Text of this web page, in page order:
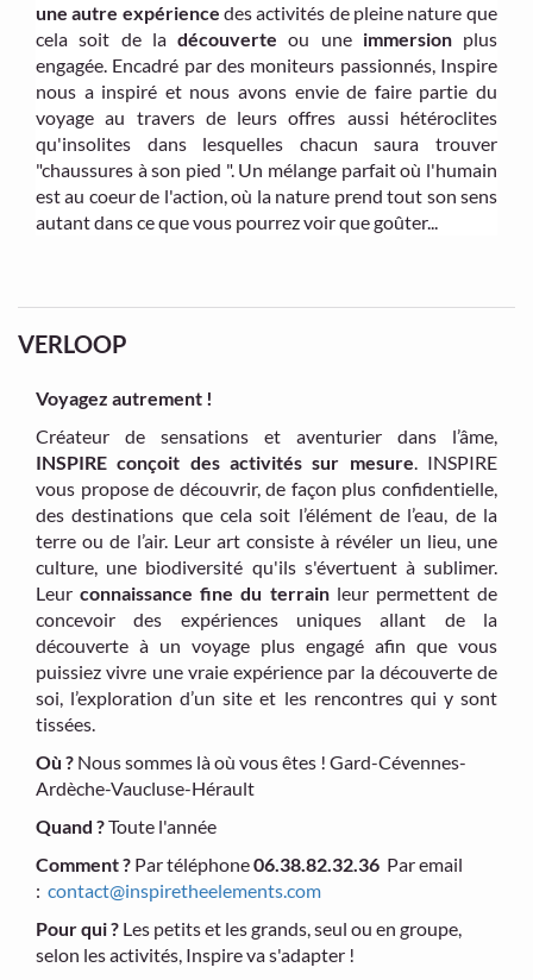
une autre expérience des activités de pleine nature que
cela soit de la découverte ou une immersionplus
engagée. Encadré par des moniteurs passionnés, Inspire
nous a inspiré et nous avons envie de faire partie du
voyage au travers de leurs offres aussi hétéroclites
qu'insolites dans lesquelles chacun saura trouver
"chaussures à son pied ". Un mélange parfait où l'humain
est au coeur de l'action, où la nature prend tout son sens
autant dans ce que vous pourrez voir que goûter...
VERLOOP
Voyagez autrement !
Créateur de sensations et aventurier dans l’âme,
INSPIRE conçoit des activités sur mesure. INSPIRE
vous propose de découvrir, de façon plus confidentielle,
des destinations que cela soit l’élément de l’eau, de la
terre ou de l’air. Leur art consiste à révéler un lieu, une
culture, une biodiversité qu'ils s'évertuent à sublimer.
Leurconnaissance fine du terrainleur permettent de
concevoir des expériences uniques allant de la
découverte à un voyage plus engagé afin que vous
puissiez vivre une vraie expérience par la découverte de
soi, l’exploration d’un site et les rencontres qui y sont
tissées.
Où ? Nous sommes là où vous êtes ! Gard-Cévennes-
Ardèche-Vaucluse-Hérault
Quand ?Toute l'année
Comment ? Par téléphone06.38.82.32.36 Par email
: contact@inspiretheelements.com
Pour qui ? Les petits et les grands, seul ou en groupe,
selon les activités, Inspire va s'adapter !